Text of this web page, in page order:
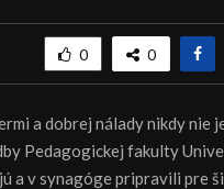
0 0
a dobrej nálady nikdy
Pedagogickej fakulty
a v synagóge pripravili pre